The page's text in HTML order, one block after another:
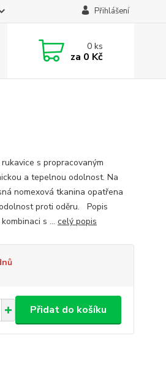
Přihlášení
0ks
za 0 Kč
s propracovaným
a tepelnou odolnost. Na
nomexová tkanina opatřena
proti oděru. Popis
s ... celý popis
Přidat do košíku